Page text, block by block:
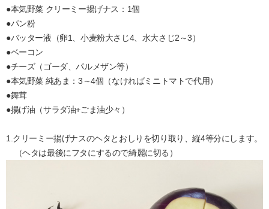
●本気野菜 クリーミー揚げナス：1個
●パン粉
●バッター液（卵1、小麦粉大さじ4、水大さじ2～3）
●ベーコン
●チーズ（ゴーダ、パルメザン等）
●本気野菜 純あま：3～4個（なければミニトマトで代用）
●舞茸
●揚げ油（サラダ油+ごま油少々）
1.クリーミー揚げナスのヘタとおしりを切り取り、縦4等分にします。
（ヘタは最後にフタにするので綺麗に切る）